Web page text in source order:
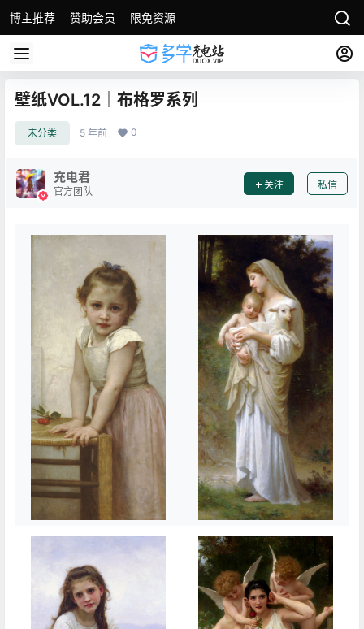
博主推荐 赞助会员 限免资源
壁纸VOL.12｜布格罗系列
未分类 5 年前 0
充电君
官方团队
关注 私信